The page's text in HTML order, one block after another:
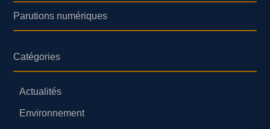
Parutions numériques
Catégories
Actualités
Environnement